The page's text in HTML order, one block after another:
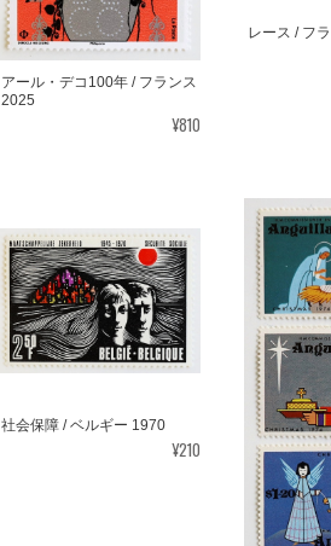
アール・デコ100年 / フランス
2025
¥810
レース / フ
社会保障 / ベルギー 1970
¥210